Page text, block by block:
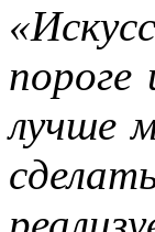
лучше